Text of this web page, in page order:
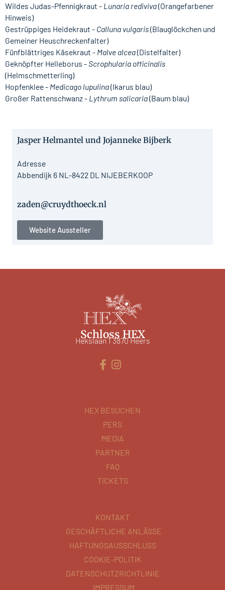
Jasper Helmantel und Jojanneke Bijberk
Adresse
Abbendijk 6 NL-8422 DL NIJEBERKOOP
zaden@cruydthoeck.nl
Website Aussteller
Wildes Judas-Pfennigkraut - Lunaria rediviva(Orangefarbener
Hinweis)
Gestrüppiges Heidekraut - Calluna vulgaris(Blauglöckchen und
Gemeiner Heuschreckenfalter)
Fünfblättriges Käsekraut - Malve alcea(Distelfalter)
Geknöpfter Helleborus -Scrophularia officinalis
(Helmschmetterling)
Hopfenklee - Medicago lupulina(Ikarus blau)
Großer Rattenschwanz - Lythrum salicaria(Baum blau)
Schloss HEX
Hekslaan 1 3870 Heers
HEX BESUCHEN
PERS
MEDIA
PARTNER
FAQ
TICKETS
KONTAKT
GESCHÄFTLICHE ANLÄSSE
HAFTUNGSAUSSCHLUSS
COOKIE-POLITIK
DATENSCHUTZRICHTLINIE
IMPRESSUM